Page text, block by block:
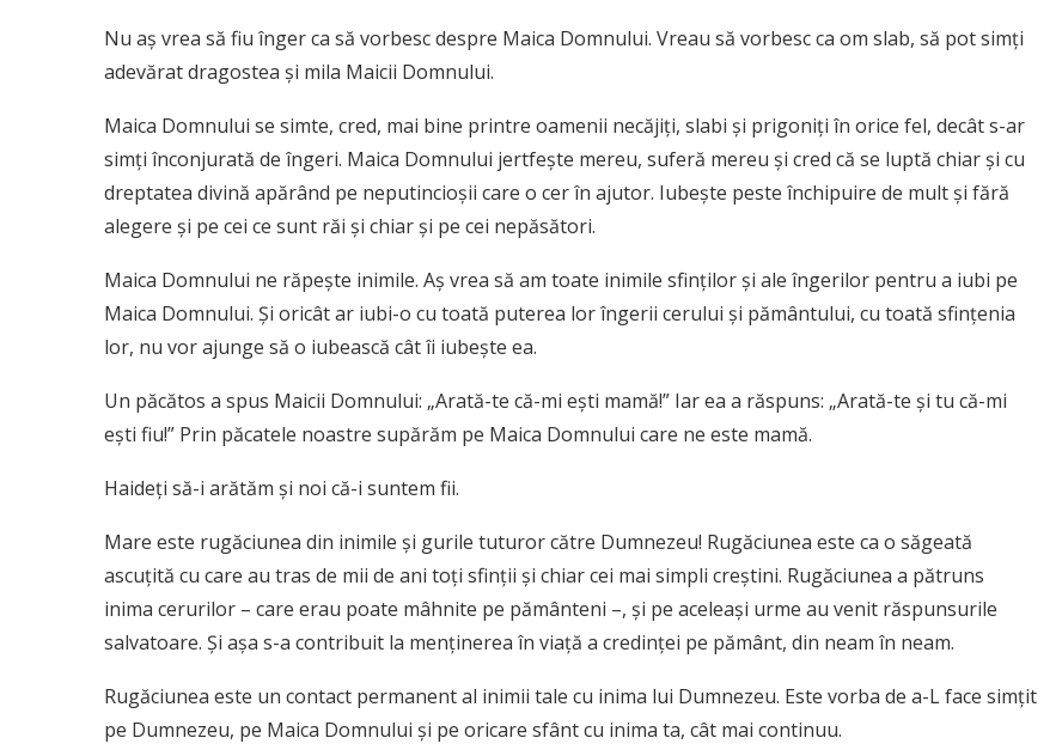
Nu aş vrea să fiu înger ca să vorbesc despre Maica Domnului. Vreau să vorbesc ca om slab, să pot simţi
adevărat dragostea şi mila Maicii Domnului.
Maica Domnului se simte, cred, mai bine printre oamenii necăjiţi, slabi şi prigoniţi în orice fel, decât s-ar
simţi înconjurată de îngeri. Maica Domnului jertfeşte mereu, suferă mereu şi cred că se luptă chiar şi cu
dreptatea divină apărând pe neputincioşii care o cer în ajutor. Iubeşte peste închipuire de mult şi fără
alegere şi pe cei ce sunt răi şi chiar şi pe cei nepăsători.
Maica Domnului ne răpeşte inimile. Aş vrea să am toate inimile sfinţilor şi ale îngerilor pentru a iubi pe
Maica Domnului. Şi oricât ar iubi-o cu toată puterea lor îngerii cerului şi pământului, cu toată sfinţenia
lor, nu vor ajunge să o iubească cât îi iubeşte ea.
Un păcătos a spus Maicii Domnului: „Arată-te că-mi eşti mamă!” Iar ea a răspuns: „Arată-te şi tu că-mi
eşti fiu!” Prin păcatele noastre supărăm pe Maica Domnului care ne este mamă.
Haideţi să-i arătăm şi noi că-i suntem fii.
Mare este rugăciunea din inimile şi gurile tuturor către Dumnezeu! Rugăciunea este ca o săgeată
ascuţită cu care au tras de mii de ani toţi sfinţii şi chiar cei mai simpli creştini. Rugăciunea a pătruns
inima cerurilor – care erau poate mâhnite pe pământeni –, şi pe aceleaşi urme au venit răspunsurile
salvatoare. Şi aşa s-a contribuit la menţinerea în viaţă a credinţei pe pământ, din neam în neam.
Rugăciunea este un contact permanent al inimii tale cu inima lui Dumnezeu. Este vorba de a-L face simţit
pe Dumnezeu, pe Maica Domnului şi pe oricare sfânt cu inima ta, cât mai continuu.